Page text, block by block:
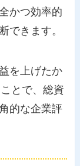
かつ効率的
できます。
を上げたか
とで、総資
的な企業評